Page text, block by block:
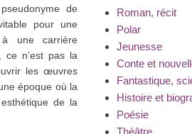
de
pour une
à une carrière
, ce n’est pas la
les œuvres
époque où la
de la
Roman, récit
Polar
Jeunesse
Conte et
Fantastique,
Histoire et
Poésie
Théâtre